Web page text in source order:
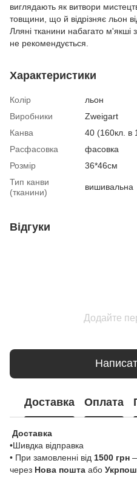
виглядають як витвори
товщини, що й відрізняє льон
Лляні тканини набагато м'якші
не рекомендується.
Характеристики
Колір
льон
Виробники
Zweigart
Канва
40 (160кл. в
Расфасовка
фасовка
Розмір
36*46см
Тип канви
(тканини)
вишивальна
Відгуки
Додайте
Доставка Оплата
Доставка
•Шивдка відправка
• При замовленні від 1500 грн
через Нова пошта або